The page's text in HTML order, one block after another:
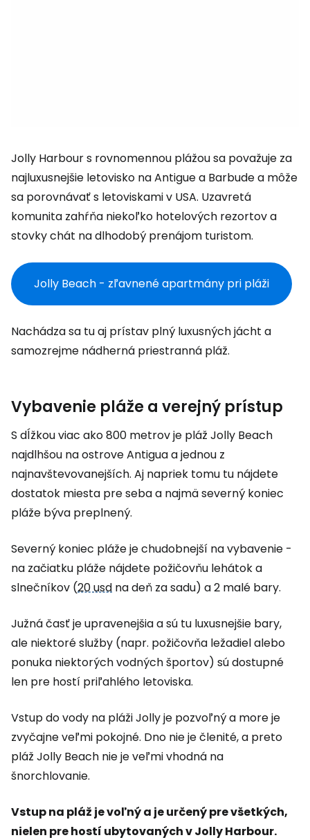
Jolly Harbour s rovnomennou plážou sa považuje za
najluxusnejšie letovisko na Antigue a Barbude a môže
sa porovnávať s letoviskami v USA. Uzavretá
komunita zahŕňa niekoľko hotelových rezortov a
stovky chát na dlhodobý prenájom turistom.
Jolly Beach - zľavnené apartmány pri pláži
Nachádza sa tu aj prístav plný luxusných jácht a
samozrejme nádherná priestranná pláž.
Vybavenie pláže a verejný prístup
S dĺžkou viac ako 800 metrov je pláž Jolly Beach
najdlhšou na ostrove Antigua a jednou z
najnavštevovanejších. Aj napriek tomu tu nájdete
dostatok miesta pre seba a najmä severný koniec
pláže býva preplnený.
Severný koniec pláže je chudobnejší na vybavenie -
na začiatku pláže nájdete požičovňu lehátok a
slnečníkov (20 usd na deň za sadu) a 2 malé bary.
Južná časť je upravenejšia a sú tu luxusnejšie bary,
ale niektoré služby (napr. požičovňa ležadiel alebo
ponuka niektorých vodných športov) sú dostupné
len pre hostí priľahlého letoviska.
Vstup do vody na pláži Jolly je pozvoľný a more je
zvyčajne veľmi pokojné. Dno nie je členité, a preto
pláž Jolly Beach nie je veľmi vhodná na
šnorchlovanie.
Vstup na pláž je voľný a je určený pre všetkých,
nielen pre hostí ubytovaných v Jolly Harbour.